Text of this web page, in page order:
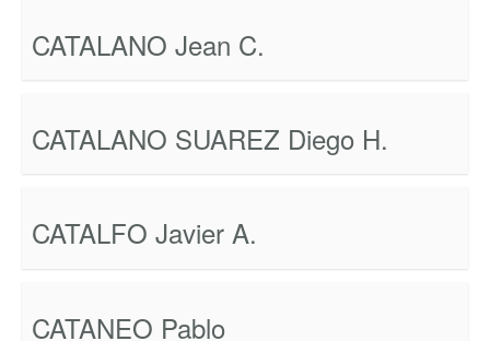
CATALANO Jean C.
CATALANO SUAREZ Diego H.
CATALFO Javier A.
CATANEO Pablo